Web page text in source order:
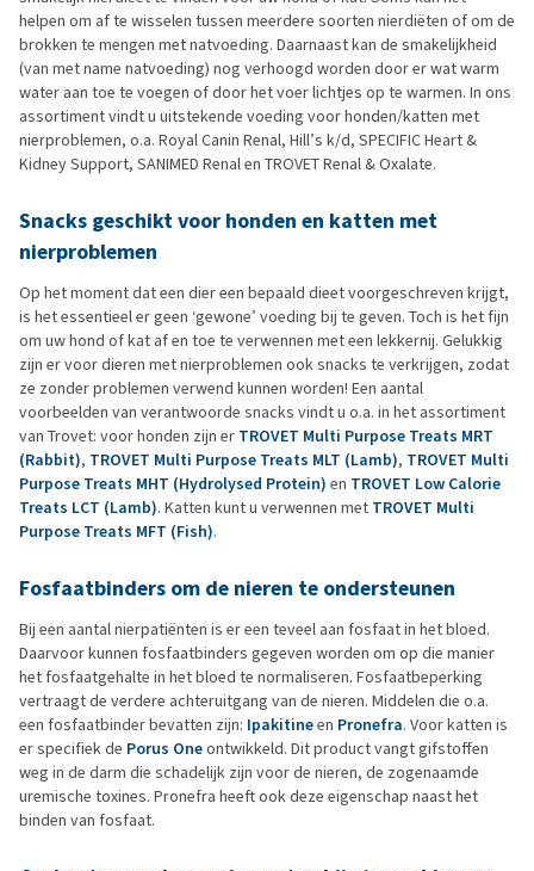
helpen om af te wisselen tussen meerdere soorten nierdiëten of om de
brokken te mengen met natvoeding. Daarnaast kan de smakelijkheid
(van met name natvoeding) nog verhoogd worden door er wat warm
water aan toe te voegen of door het voer lichtjes op te warmen. In ons
assortiment vindt u uitstekende voeding voor honden/katten met
nierproblemen, o.a. Royal Canin Renal, Hill’s k/d, SPECIFIC Heart &
Kidney Support, SANIMED Renal en TROVET Renal & Oxalate.
Snacks geschikt voor honden en katten met
nierproblemen
Op het moment dat een dier een bepaald dieet voorgeschreven krijgt,
is het essentieel er geen ‘gewone’ voeding bij te geven. Toch is het fijn
om uw hond of kat af en toe te verwennen met een lekkernij. Gelukkig
zijn er voor dieren met nierproblemen ook snacks te verkrijgen, zodat
ze zonder problemen verwend kunnen worden! Een aantal
voorbeelden van verantwoorde snacks vindt u o.a. in het assortiment
van Trovet: voor honden zijn er TROVET Multi Purpose Treats MRT
(Rabbit), TROVET Multi Purpose Treats MLT (Lamb), TROVET Multi
Purpose Treats MHT (Hydrolysed Protein) en TROVET Low Calorie
Treats LCT (Lamb). Katten kunt u verwennen met TROVET Multi
Purpose Treats MFT (Fish).
Fosfaatbinders om de nieren te ondersteunen
Bij een aantal nierpatiënten is er een teveel aan fosfaat in het bloed.
Daarvoor kunnen fosfaatbinders gegeven worden om op die manier
het fosfaatgehalte in het bloed te normaliseren. Fosfaatbeperking
vertraagt de verdere achteruitgang van de nieren. Middelen die o.a.
een fosfaatbinder bevatten zijn: Ipakitineen Pronefra. Voor katten is
er specifiek de Porus Oneontwikkeld. Dit product vangt gifstoffen
weg in de darm die schadelijk zijn voor de nieren, de zogenaamde
uremische toxines. Pronefra heeft ook deze eigenschap naast het
binden van fosfaat.